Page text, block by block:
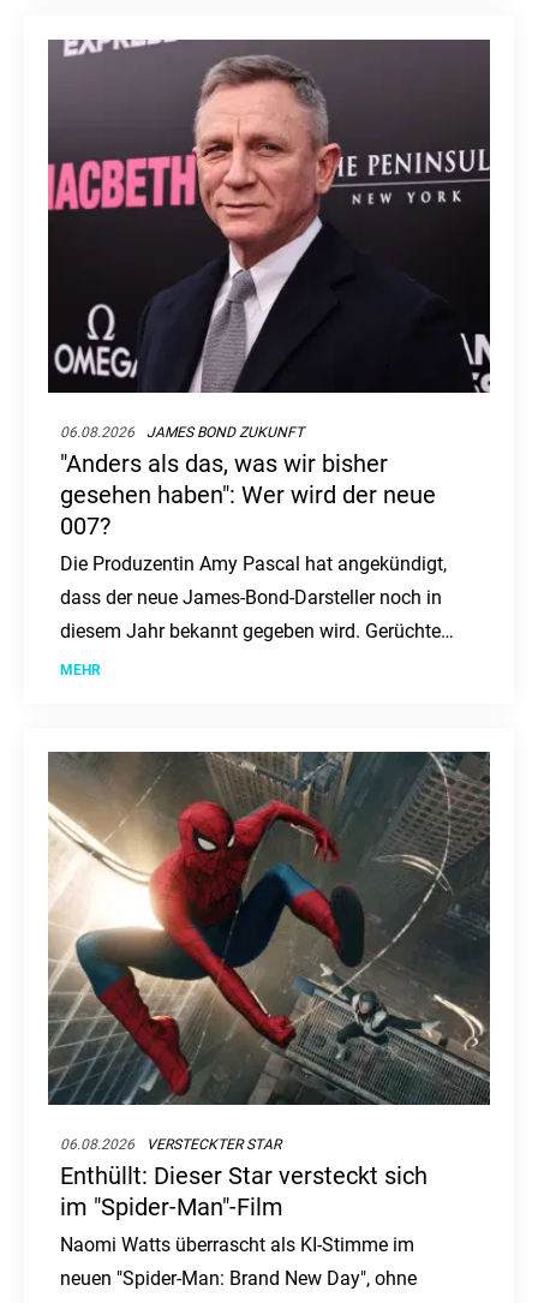
06.08.2026 JAMES BOND ZUKUNFT
"Anders als das, was wir bisher
gesehen haben": Wer wird der neue
007?
Die Produzentin Amy Pascal hat angekündigt,
dass der neue James-Bond-Darsteller noch in
diesem Jahr bekannt gegeben wird. Gerüchte
um junge, britische Schauspieler wie Louis
MEHR
06.08.2026 VERSTECKTER STAR
Enthüllt: Dieser Star versteckt sich
im "Spider-Man"-Film
Naomi Watts überrascht als KI-Stimme im
neuen "Spider-Man: Brand New Day", ohne